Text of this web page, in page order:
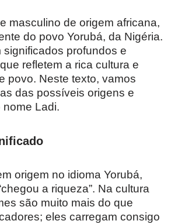
masculino de origem africana,
do povo Yorubá, da Nigéria.
significados profundos e
refletem a rica cultura e
povo. Neste texto, vamos
das possíveis origens e
Ladi.
origem no idioma Yorubá,
a riqueza”. Na cultura
são muito mais do que
eles carregam consigo